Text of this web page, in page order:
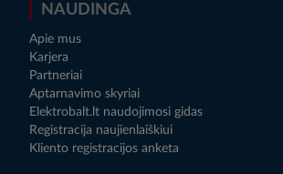
NAUDINGA
Apie mus
Karjera
Partneriai
Aptarnavimo skyriai
Elektrobalt.lt naudojimosi gidas
Registracija naujienlaiškiui
Kliento registracijos anketa